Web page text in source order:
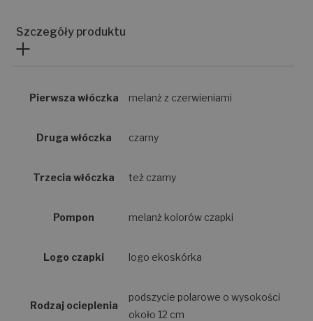
Szczegóły produktu
Pierwsza włóczka melanż z czerwieniami
Druga włóczka czarny
Trzecia włóczka też czarny
Pompon melanż kolorów czapki
Logo czapki logo ekoskórka
Rodzaj ocieplenia
podszycie polarowe o wysokości
około 12 cm